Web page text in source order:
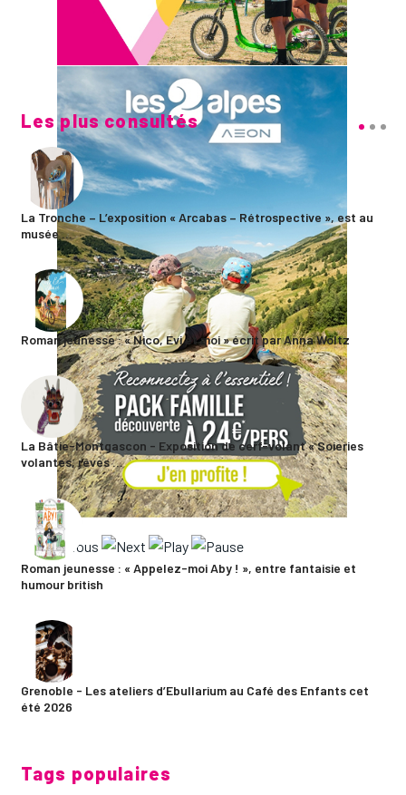
Les plus consultés
La Tronche – L’exposition « Arcabas – Rétrospective », est au
musée ...
Roman jeunesse : « Nico, Evi et moi » écrit par Anna Woltz
La Bâtie-Montgascon - Exposition de cerf-volant « Soieries
volantes, rêves ...
Roman jeunesse : « Appelez-moi Aby ! », entre fantaisie et
humour british
Grenoble - Les ateliers d’Ebullarium au Café des Enfants cet
été 2026
Tags populaires